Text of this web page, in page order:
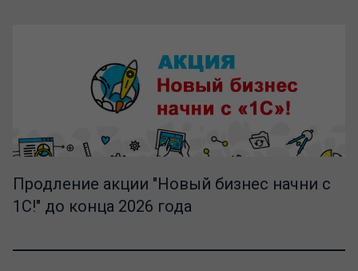
Продление акции "Новый бизнес начни с
1С!" до конца 2026 года